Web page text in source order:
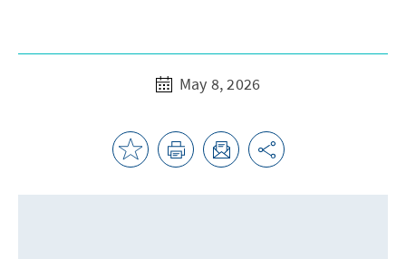
May 8, 2026